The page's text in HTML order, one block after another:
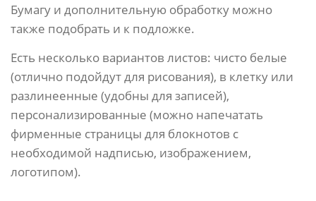
Бумагу и дополнительную обработку можно
также подобрать и к подложке.
Есть несколько вариантов листов: чисто белые
(отлично подойдут для рисования), в клетку или
разлинеенные (удобны для записей),
персонализированные (можно напечатать
фирменные страницы для блокнотов с
необходимой надписью, изображением,
логотипом).